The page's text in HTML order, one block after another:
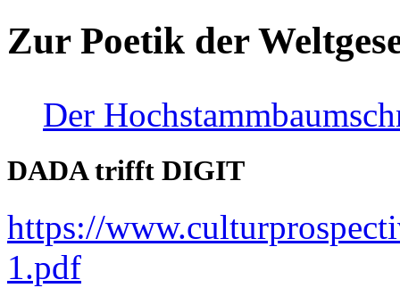
Zur Poetik der
Der
DADA trifft DIGIT
https://
1.pdf